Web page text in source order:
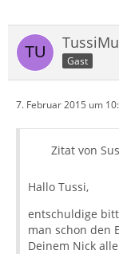
Gast
7. Februar 2015 um
Zitat von
Hallo Tussi,
entschuldige
man schon den
Deinem Nick